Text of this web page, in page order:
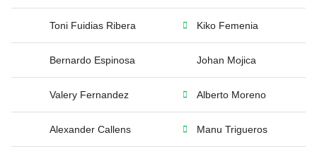
Toni Fuidias Ribera Kiko Femenia
Bernardo Espinosa Johan Mojica
Valery Fernandez Alberto Moreno
Alexander Callens Manu Trigueros